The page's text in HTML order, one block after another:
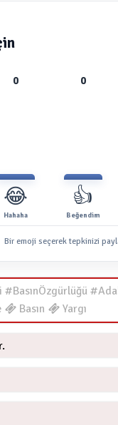
0
😂
Hahaha
0
👍
Beğendim
Bir emoji seçerek tepkinizi
Basın Yargı